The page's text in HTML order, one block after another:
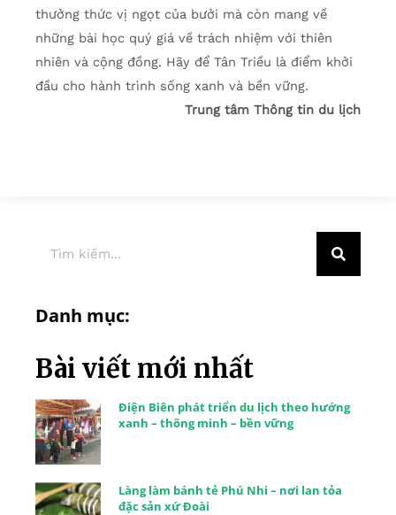
thưởng thức vị ngọt của bưởi mà còn mang về
những bài học quý giá về trách nhiệm với thiên
nhiên và cộng đồng. Hãy để Tân Triều là điểm khởi
đầu cho hành trình sống xanh và bền vững.
Trung tâm Thông tin du lịch
Danh mục:
Bài viết mới nhất
Điện Biên phát triển du lịch theo hướng
xanh – thông minh – bền vững
Làng làm bánh tẻ Phú Nhi – nơi lan tỏa
đặc sản xứ Đoài